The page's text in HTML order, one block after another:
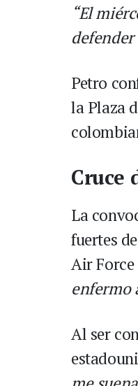
“El
Petro
la Plaza
Cruce
La
fuertes
Air
enfermo
Al ser